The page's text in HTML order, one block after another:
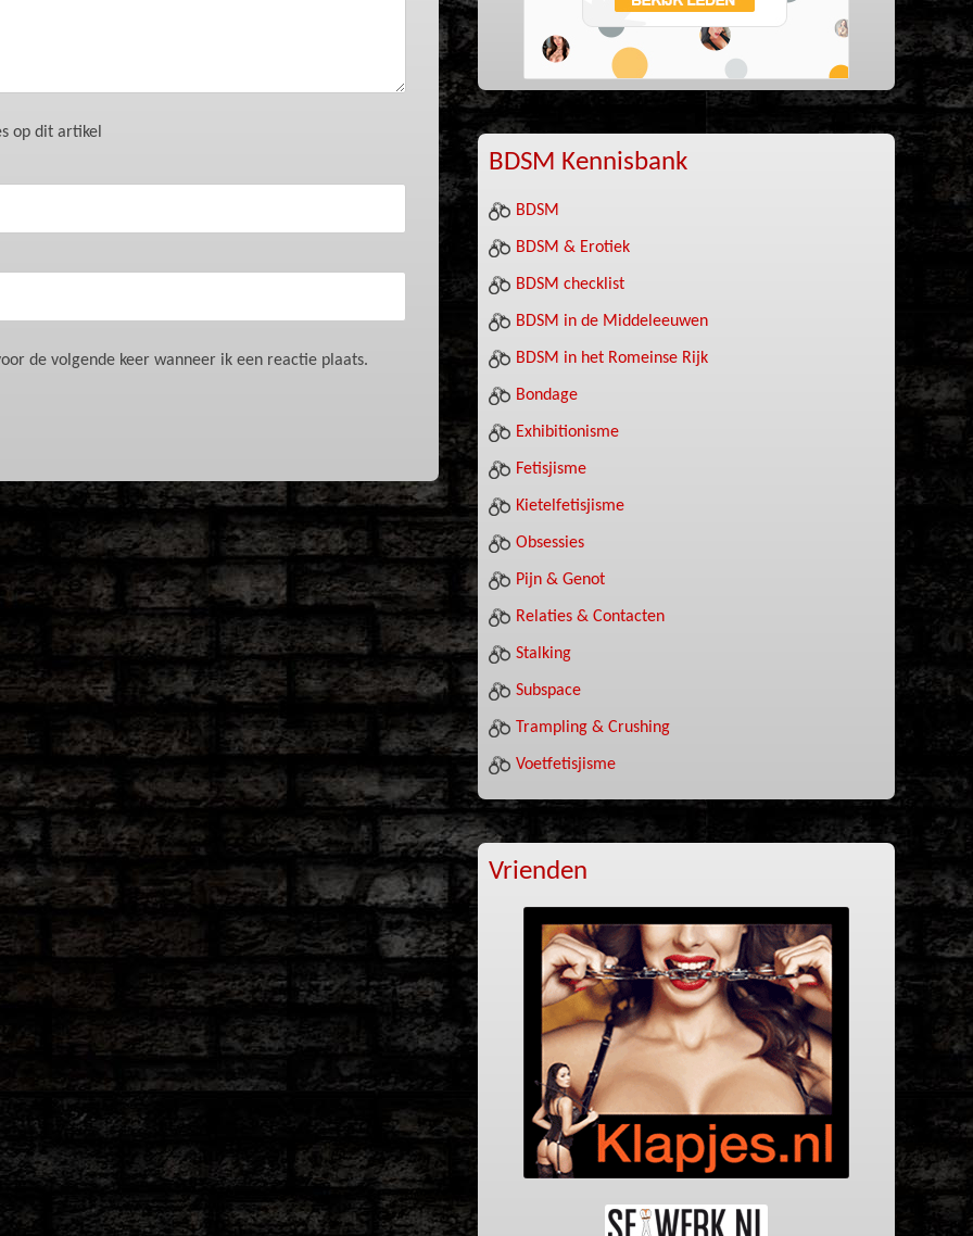
op dit artikel
de volgende keer wanneer ik een reactie plaats.
BDSM Kennisbank
BDSM
BDSM & Erotiek
BDSM checklist
BDSM in de Middeleeuwen
BDSM in het Romeinse Rijk
Bondage
Exhibitionisme
Fetisjisme
Kietelfetisjisme
Obsessies
Pijn & Genot
Relaties & Contacten
Stalking
Subspace
Trampling & Crushing
Voetfetisjisme
Vrienden